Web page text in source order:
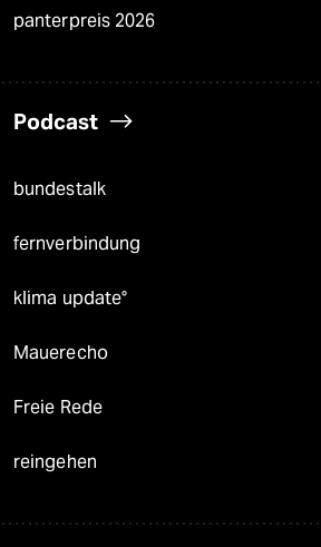
panterpreis 2026
Podcast
bundestalk
fernverbindung
klima update°
Mauerecho
Freie Rede
reingehen